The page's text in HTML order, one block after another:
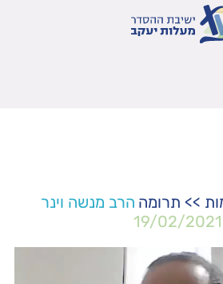
>> תרומה הרב מנשה וינר
19/02/2021